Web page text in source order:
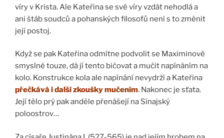
víry v Krista. Ale Kateřina se své víry vzdát nehodlá a
ani štáb soudců a pohanských filosofů není s to změnit
její postoj.
Když se pak Kateřina odmítne podvolit se Maximinově
smyslné touze, dá jí tento bičovat a mučit napínáním na
kolo. Konstrukce kola ale napínání nevydrží a Kateřina
přečkává i další zkoušky mučením. Nakonec je sťata.
Její tělo prý pak anděle přenášejí na Sínajský
poloostrov…